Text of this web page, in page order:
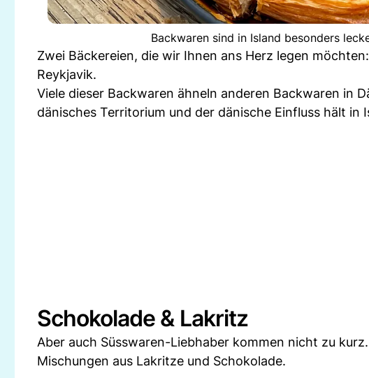
Backwaren sind in Island besonders
Zwei Bäckereien, die wir Ihnen ans Herz legen
Reykjavik.
Viele dieser Backwaren ähneln anderen Backwaren in
dänisches Territorium und der dänische Einfluss hält in
Schokolade & Lakritz
Aber auch Süsswaren-Liebhaber kommen nicht zu
Mischungen aus Lakritze und Schokolade.